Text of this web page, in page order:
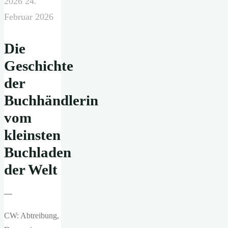
Februar 2026
Die
Geschichte
der
Buchhändlerin
vom
kleinsten
Buchladen
der Welt
—
CW: Abtreibung,